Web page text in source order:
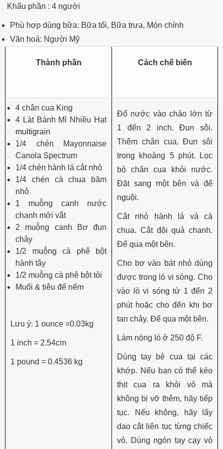
Khẩu phần : 4 người
Phù hợp dùng bữa: Bữa tối, Bữa trưa, Món chính
Văn hoá: Người Mỹ
Thành phần Cách chế biến
4 chân cua King
4 Lát Bánh Mì Nhiều Hạt
multigrain
1/4 chén Mayonnaise
Canola Spectrum
1/4 chén hành lá cắt nhỏ
1/4 chén cà chua băm
nhỏ
1 muỗng canh nước
chanh mới vắt
2 muỗng canh Bơ đun
chảy
1/2 muỗng cà phê bột
hành tây
1/2 muỗng cà phê bột tỏi
Muối & tiêu để nếm
Lưu ý: 1 ounce =0.03kg
1 inch = 2.54cm
1 pound = 0.4536 kg
Đổ nước vào chảo lớn từ
1 đến 2 inch. Đun sôi.
Thêm chân cua. Đun sôi
trong khoảng 5 phút. Lọc
bỏ chân cua khỏi nước.
Đặt sang một bên và để
nguội.
Cắt nhỏ hành lá và cà
chua. Cắt đôi quả chanh.
Để qua một bên.
Cho bơ vào bát nhỏ dùng
được trong lò vi sóng. Cho
vào lò vi sóng từ 1 đến 2
phút hoặc cho đến khi bơ
tan chảy. Để qua một bên.
Làm nóng lò ở 250 độ F.
Dùng tay bẻ cua tại các
khớp. Nếu bạn có thể kéo
thịt cua ra khỏi vỏ mà
không bị vỡ thêm, hãy tiếp
tục. Nếu không, hãy lấy
dao cắt liên tục từng chiếc
vỏ. Dùng ngón tay cạy vỏ